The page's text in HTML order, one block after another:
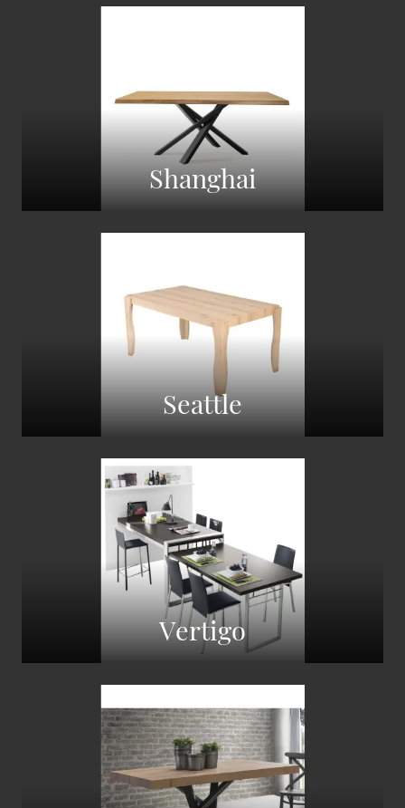
Shanghai
Seattle
Vertigo